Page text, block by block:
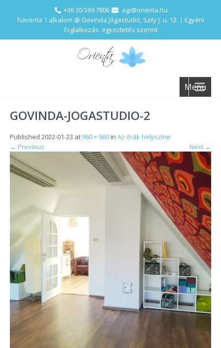
+36 30 599 7806
agi@orienta.hu
havonta 1 alkalom @ Govinda Jógastúdió, Szily J. u. 12. | Egyéni
foglalkozás: egyeztetés szerint
Menu
GOVINDA-JOGASTUDIO-2
Published 2022-01-23 at 960 × 960 in Az órák helyszíne
← Previous Next →